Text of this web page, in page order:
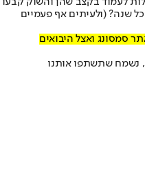
שנה? (ולעיתים אף פעמיים
באתר סמסונג ואצל היבואים
נשמח שתשתפו אותנו